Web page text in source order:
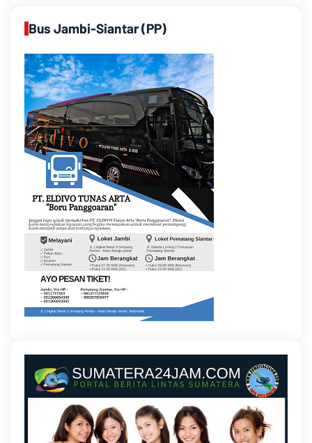
Bus Jambi-Siantar (PP)